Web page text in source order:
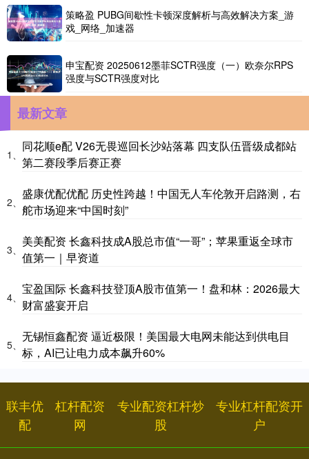
策略盈 PUBG间歇性卡顿深度解析与高效解决方案_游
戏_网络_加速器
申宝配资 20250612墨菲SCTR强度（一）欧奈尔RPS
强度与SCTR强度对比
最新文章
1、
同花顺e配 V26无畏巡回长沙站落幕 四支队伍晋级成都站
第二赛段季后赛正赛
2、
盛康优配优配 历史性跨越！中国无人车伦敦开启路测，右
舵市场迎来“中国时刻”
3、
美美配资 长鑫科技成A股总市值“一哥”；苹果重返全球市
值第一｜早资道
4、
宝盈国际 长鑫科技登顶A股市值第一！盘和林：2026最大
财富盛宴开启
5、
无锡恒鑫配资 逼近极限！美国最大电网未能达到供电目
标，AI已让电力成本飙升60%
联丰优
配
杠杆配资
网
专业配资杠杆炒
股
专业杠杆配资开
户